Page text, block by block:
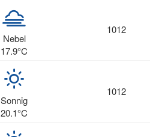
Nebel
17.9°C
1012
Sonnig
20.1°C
1012